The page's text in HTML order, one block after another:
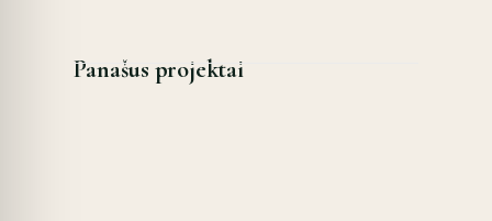
Panašus projektai